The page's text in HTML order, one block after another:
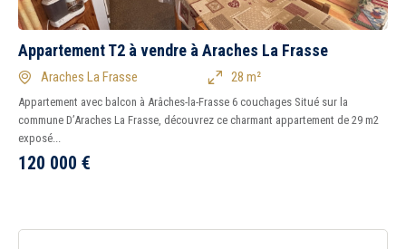
Appartement T2 à vendre à Araches La Frasse
Araches La Frasse 28 m²
Appartement avec balcon à Arâches-la-Frasse 6 couchages Situé sur la
commune D’Araches La Frasse, découvrez ce charmant appartement de 29 m2
exposé...
120 000 €